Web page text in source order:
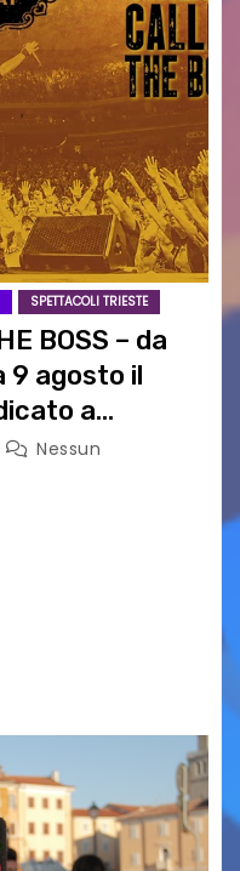
SPETTACOLI TRIESTE
BOSS – da
9 agosto il
a
Nessun